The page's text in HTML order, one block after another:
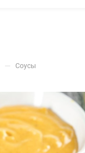
— Соусы